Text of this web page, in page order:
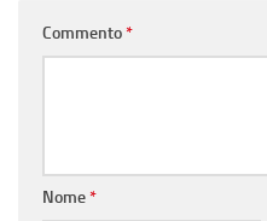
Commento*
Nome*